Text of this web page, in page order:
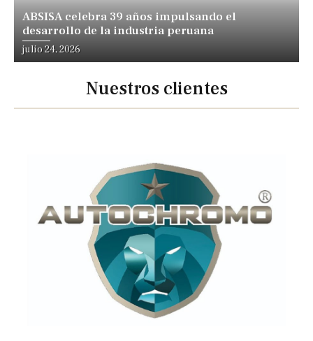
ABSISA celebra 39 años impulsando el
desarrollo de la industria peruana
julio 24, 2026
Nuestros clientes